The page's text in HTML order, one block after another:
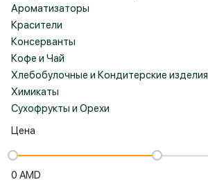
Войти
Ароматизаторы
Красители
Консерванты
Кофе и Чай
Хлебобулочные и Кондитерские изделия
Химикаты
Сухофрукты и Орехи
Цена
0 AMD